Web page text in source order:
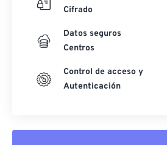
Cifrado
Datos seguros
Centros
Control de acceso y
Autenticación